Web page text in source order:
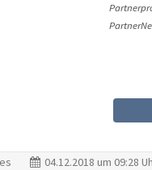
04.12.2018 um 09:28